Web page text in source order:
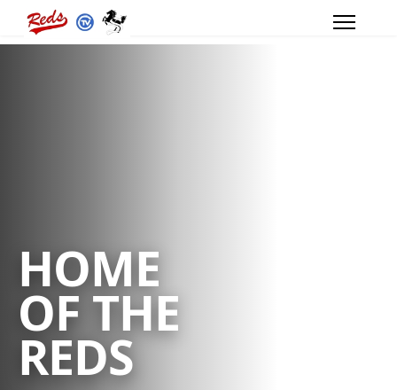
HOME
OF THE
REDS